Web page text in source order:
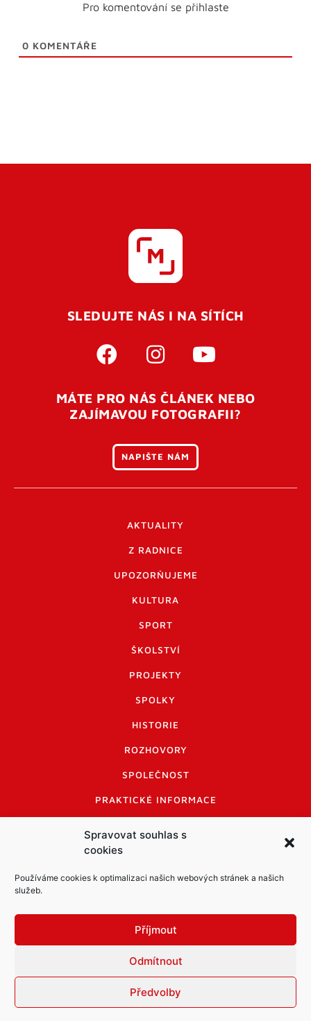
Spravovat souhlas s
cookies
Používáme cookies k optimalizaci našich webových stránek a našich
služeb.
Příjmout
Odmítnout
Předvolby
Pro komentování se přihlaste
0 KOMENTÁŘE
SLEDUJTE NÁS I NA SÍTÍCH
MÁTE PRO NÁS ČLÁNEK NEBO
ZAJÍMAVOU FOTOGRAFII?
NAPIŠTE NÁM
AKTUALITY
Z RADNICE
UPOZORŇUJEME
KULTURA
SPORT
ŠKOLSTVÍ
PROJEKTY
SPOLKY
HISTORIE
ROZHOVORY
SPOLEČNOST
PRAKTICKÉ INFORMACE
INFORMACE A KODEX DISKUTUJÍCÍCH
LOGO A LOGO MANUÁL
© Město Mníšek pod Brdy
Informace o zpracování osobních údajů